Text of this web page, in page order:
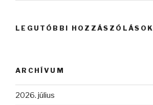
LEGUTÓBBI HOZZÁSZÓLÁSOK
ARCHÍVUM
2026. július